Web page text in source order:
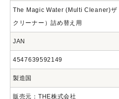
The Magic Water (Multi Cleaner)ザ
クリーナー）詰め替え用
JAN
4547639592149
製造国
販売元：THE株式会社